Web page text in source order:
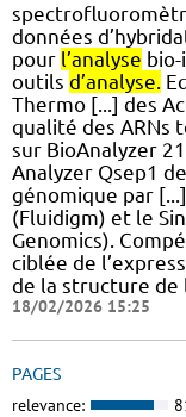
données
pour l’analyse
outils d’analyse.
Thermo [...] des
qualité des ARNs
sur BioAnalyzer
Analyzer Qsep1
génomique par
(Fluidigm) et le
Genomics).
ciblée de
de la structure de
18/02/2026 15:25
PAGES
relevance: